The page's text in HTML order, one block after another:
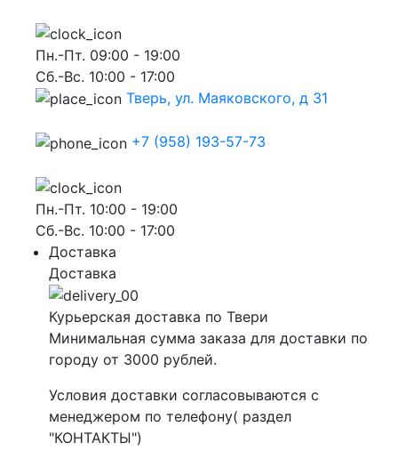
Пн.-Пт. 09:00 - 19:00
Сб.-Вс. 10:00 - 17:00
Тверь, ул. Маяковского, д 31
+7 (958) 193-57-73
Пн.-Пт. 10:00 - 19:00
Сб.-Вс. 10:00 - 17:00
Доставка
Доставка
Курьерская доставка по Твери
Минимальная сумма заказа для доставки по
городу от 3000 рублей.
Условия доставки согласовываются с
менеджером по телефону( раздел
"КОНТАКТЫ")